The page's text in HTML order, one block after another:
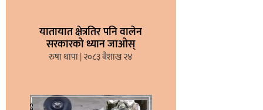
यातायात क्षेत्रतिर पनि वालेन
सरकारको ध्यान जाओस्
रुषा थापा २०८३ बैशाख २४